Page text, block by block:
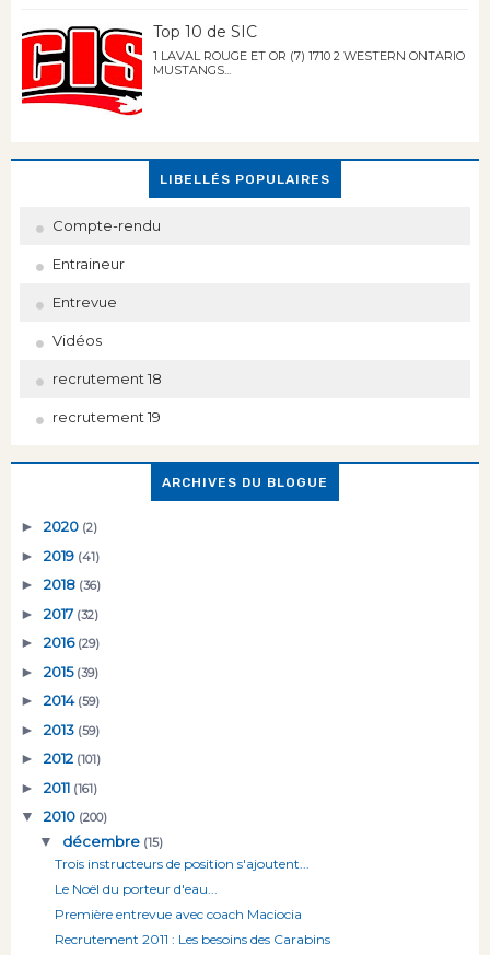
Top 10 de SIC
1 LAVAL ROUGE ET OR (7) 1710 2 WESTERN ONTARIO
MUSTANGS...
LIBELLÉS POPULAIRES
Compte-rendu
Entraineur
Entrevue
Vidéos
recrutement 18
recrutement 19
ARCHIVES DU BLOGUE
► 2020 (2)
► 2019 (41)
► 2018 (36)
► 2017 (32)
► 2016 (29)
► 2015 (39)
► 2014 (59)
► 2013 (59)
► 2012 (101)
► 2011 (161)
▼ 2010 (200)
▼ décembre (15)
Trois instructeurs de position s'ajoutent...
Le Noël du porteur d'eau...
Première entrevue avec coach Maciocia
Recrutement 2011 : Les besoins des Carabins